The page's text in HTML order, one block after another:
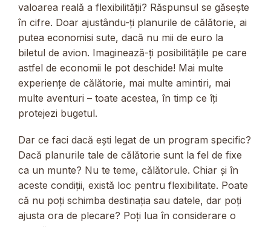
valoarea reală a flexibilității? Răspunsul se găsește
în cifre. Doar ajustându-ți planurile de călătorie, ai
putea economisi sute, dacă nu mii de euro la
biletul de avion. Imaginează-ți posibilitățile pe care
astfel de economii le pot deschide! Mai multe
experiențe de călătorie, mai multe amintiri, mai
multe aventuri – toate acestea, în timp ce îți
protejezi bugetul.
Dar ce faci dacă ești legat de un program specific?
Dacă planurile tale de călătorie sunt la fel de fixe
ca un munte? Nu te teme, călătorule. Chiar și în
aceste condiții, există loc pentru flexibilitate. Poate
că nu poți schimba destinația sau datele, dar poți
ajusta ora de plecare? Poți lua în considerare o